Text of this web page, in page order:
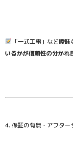
「一式工事」など曖
いるかが信頼性の分かれ
4. 保証の有無・アフター